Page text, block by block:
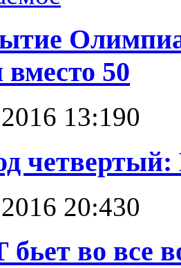
вместо 50
13:190
четвертый:
20:430
во все